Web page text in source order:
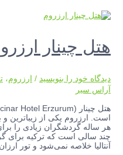
هتل چینار
دیدگاه‌ خود را بنویسید / ارزروم،
آراس سیر
است. ارزروم یکی از زیباترین
هر ساله گردشگران زیادی را
چند سالی است که ترکیه برای
آنتالیا خلاصه نمی‌شود و تور